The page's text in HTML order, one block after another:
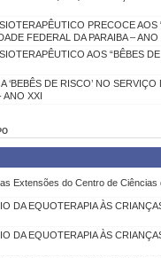
PRECOCE AOS
FEDERAL DA PARAIBA – ANO
AOS “BÊBES
DE RISCO’ NO SERVIÇO
ANO XXI
Extensões do Centro de Ciências
DA EQUOTERAPIA ÀS
DA EQUOTERAPIA ÀS